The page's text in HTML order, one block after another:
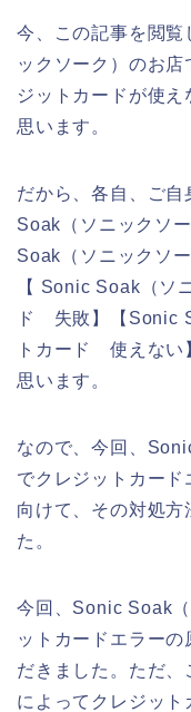
今、この記事を閲
ックソーク）のお
ジットカードが使え
思います。
だから、各自、ご
Soak（ソニックソ
Soak（ソニックソ
【 Sonic Soak（ソ
ド 失敗】【Sonic
トカード 使えない
思います。
なので、今回、
でクレジットカード
向けて、その対処
た。
今回、Sonic Soak
ットカードエラー
だきました。ただ、
によってクレジット